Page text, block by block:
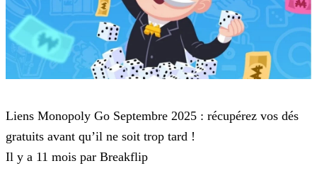
Liens Monopoly Go Septembre 2025 : récupérez vos dés
gratuits avant qu’il ne soit trop tard !
Il y a 11 mois par Breakflip